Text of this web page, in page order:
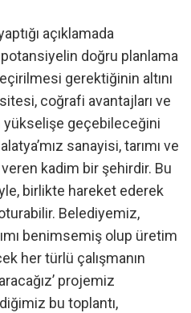
açıklamada
potansiyelin doğru planlama
gerektiğinin altını
coğrafi avantajları ve
geçebileceğini
sanayisi, tarımı ve
kadim bir şehirdir. Bu
birlikte hareket ederek
Belediyemiz,
benimsemiş olup üretim
her türlü çalışmanın
projemiz
bu toplantı,